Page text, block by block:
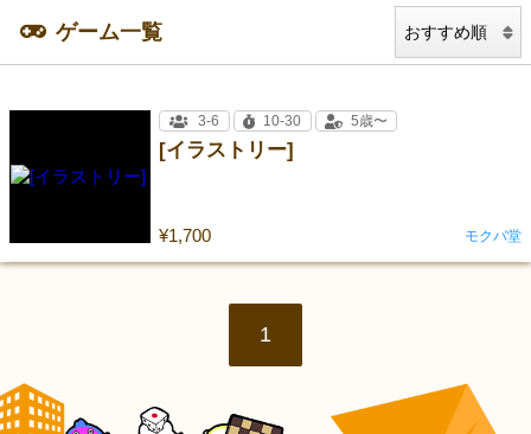
ゲーム一覧
[イラストリー]
¥1,700
3-6 10-30 5歳〜
モクバ堂
1